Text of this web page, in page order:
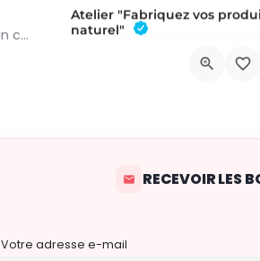
Balade Cluedo au Château de Trazegnies Un crime a été commis au Château de Trazegnies… À vous de résoudre…
Atelier "Fabriquez vos
naturel"
RECEVOIR LES
Votre adresse e-mail